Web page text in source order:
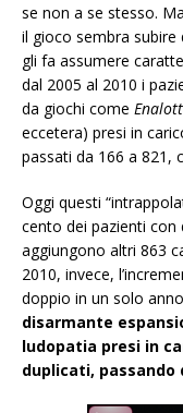
se non a se stesso.
il gioco sembra subire
gli fa assumere
dal 2005 al 2010 i
da giochi come
eccetera) presi in
passati da 166 a 821,
Oggi questi
cento dei pazienti con
aggiungono altri 863
2010, invece,
doppio in un solo
disarmante
ludopatia presi in
duplicati, passando